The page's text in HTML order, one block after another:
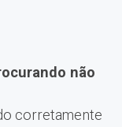
não
corretamente